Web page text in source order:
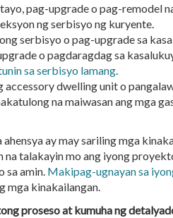
pag-upgrade o pag-remodel
ng serbisyo ng kuryente.
serbisyo o pag-upgrade sa
o pagdaragdag sa
sa serbisyo lamang.
dwelling unit o
na maiwasan ang mga
ay may sariling mga
talakayin mo ang iyong
sa amin. Makipag-ugnayan sa
mga kinakailangan.
proseso at kumuha ng